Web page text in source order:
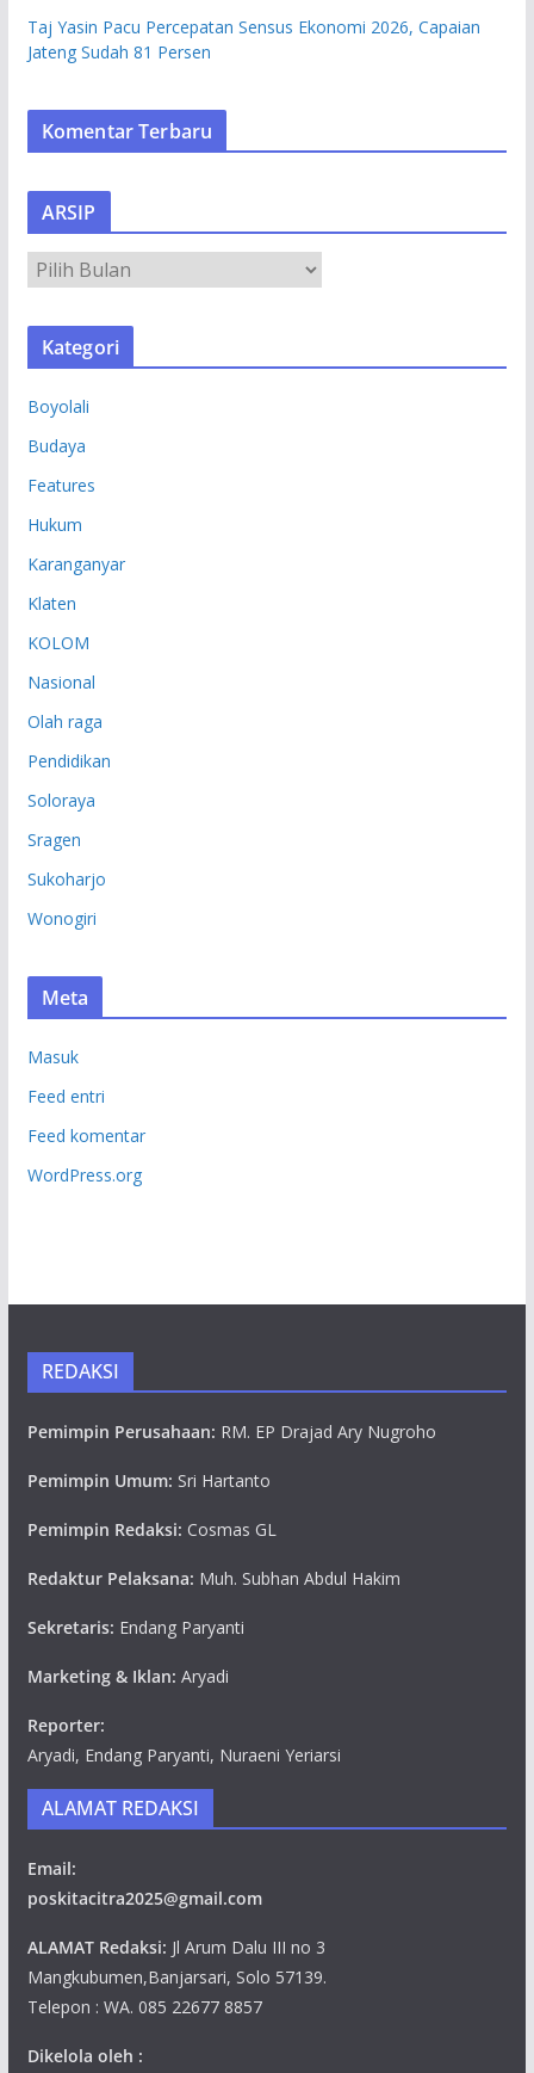
Taj Yasin Pacu Percepatan Sensus Ekonomi 2026, Capaian
Jateng Sudah 81 Persen
Komentar Terbaru
ARSIP
R
S
Kategori
Boyolali
Budaya
Features
Hukum
Karanganyar
Klaten
KOLOM
Nasional
Olah raga
Pendidikan
Soloraya
Sragen
Sukoharjo
Wonogiri
Meta
Masuk
Feed entri
Feed komentar
WordPress.org
REDAKSI
Pemimpin Perusahaan: RM. EP Drajad Ary Nugroho
Pemimpin Umum: Sri Hartanto
Pemimpin Redaksi: Cosmas GL
Redaktur Pelaksana: Muh. Subhan Abdul Hakim
Sekretaris: Endang Paryanti
Marketing & Iklan: Aryadi
Reporter:
Aryadi, Endang Paryanti, Nuraeni Yeriarsi
ALAMAT REDAKSI
Email:
poskitacitra2025@gmail.com
ALAMAT Redaksi: Jl Arum Dalu III no 3
Mangkubumen,Banjarsari, Solo 57139.
Telepon : WA. 085 22677 8857
Dikelola oleh :